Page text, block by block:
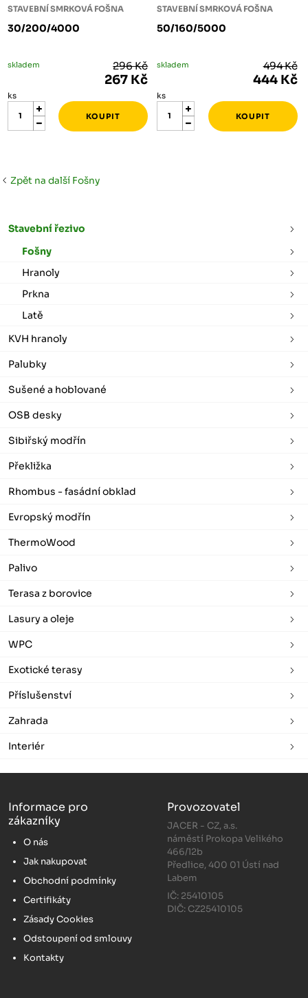
STAVEBNÍ SMRKOVÁ FOŠNA
30/200/4000
skladem 296 Kč
267 Kč
ks
STAVEBNÍ SMRKOVÁ FOŠNA
50/160/5000
skladem 494 Kč
444 Kč
ks
Zpět na další Fošny
Stavební řezivo
Fošny
Hranoly
Prkna
Latě
KVH hranoly
Palubky
Sušené a hoblované
OSB desky
Sibiřský modřín
Překližka
Rhombus - fasádní obklad
Evropský modřín
ThermoWood
Palivo
Terasa z borovice
Lasury a oleje
WPC
Exotické terasy
Příslušenství
Zahrada
Interiér
Informace pro
zákazníky
O nás
Jak nakupovat
Obchodní podmínky
Certifikáty
Zásady Cookies
Odstoupení od smlouvy
Kontakty
Provozovatel
JACER - CZ, a.s.
náměstí Prokopa Velikého
466/12b
Předlice, 400 01 Ústí nad
Labem
IČ: 25410105
DIČ: CZ25410105